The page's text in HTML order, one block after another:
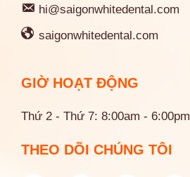
hi@saigonwhitedental.com
saigonwhitedental.com
GIỜ HOẠT ĐỘNG
Thứ 2 - Thứ 7: 8:00am - 6:00pm
THEO DÕI CHÚNG TÔI